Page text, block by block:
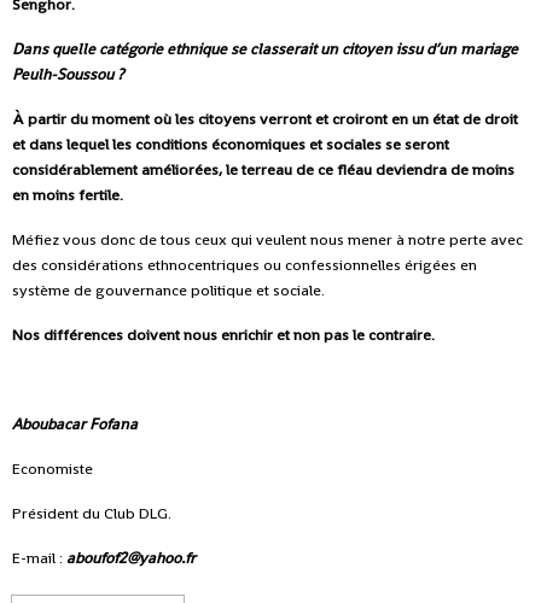
Senghor.
Dans quelle catégorie ethnique se classerait un citoyen issu d’un mariage
Peulh-Soussou ?
À partir du moment où les citoyens verront et croiront en un état de droit
et dans lequel les conditions économiques et sociales se seront
considérablement améliorées, le terreau de ce fléau deviendra de moins
en moins fertile.
Méfiez vous donc de tous ceux qui veulent nous mener à notre perte avec
des considérations ethnocentriques ou confessionnelles érigées en
système de gouvernance politique et sociale.
Nos différences doivent nous enrichir et non pas le contraire.
Aboubacar Fofana
Economiste
Président du Club DLG.
E-mail : aboufof2@yahoo.fr